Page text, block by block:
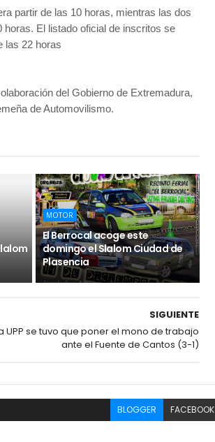
partir de las 10 horas, mientras las dos
El listado oficial de inscritos se
las 22 horas
del Gobierno de Extremadura,
de Automovilismo.
MOTOR
El Berrocal acoge este
domingo el Slalom Ciudad de
Plasencia
SIGUIENTE
UPP se tuvo que poner el mono de trabajo
ante el Fuente de Cantos (3-1)
BLOGGER FACEBOOK